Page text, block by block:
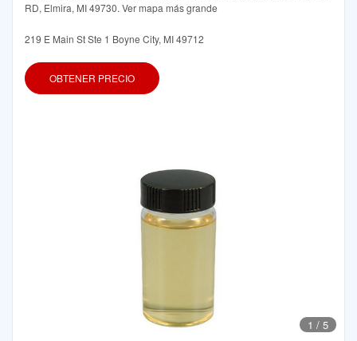
RD, Elmira, MI 49730. Ver mapa más grande
219 E Main St Ste 1 Boyne City, MI 49712
OBTENER PRECIO
1 / 5